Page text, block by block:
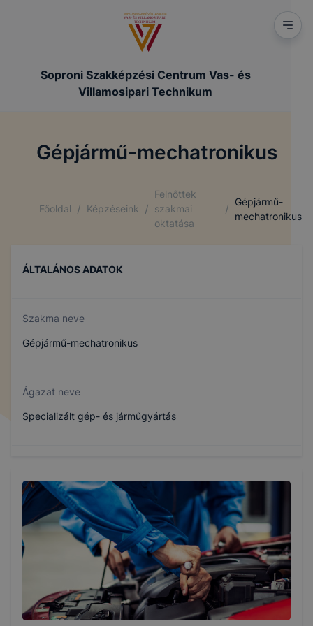
Soproni Szakképzési Centrum Vas- és
Villamosipari Technikum
Gépjármű-mechatronikus
Főoldal / Képzéseink /
Felnőttek
szakmai
oktatása
/
Gépjármű-
mechatronikus
ÁLTALÁNOS ADATOK
Szakma neve
Gépjármű-mechatronikus
Ágazat neve
Specializált gép- és járműgyártás
407161905
Képzés időtartama
Választható szakmairányok: